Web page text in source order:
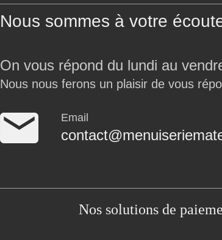
Nous sommes à votre
On vous répond du lundi au
Nous nous ferons un plaisir de vous
Email
Nos solutions de